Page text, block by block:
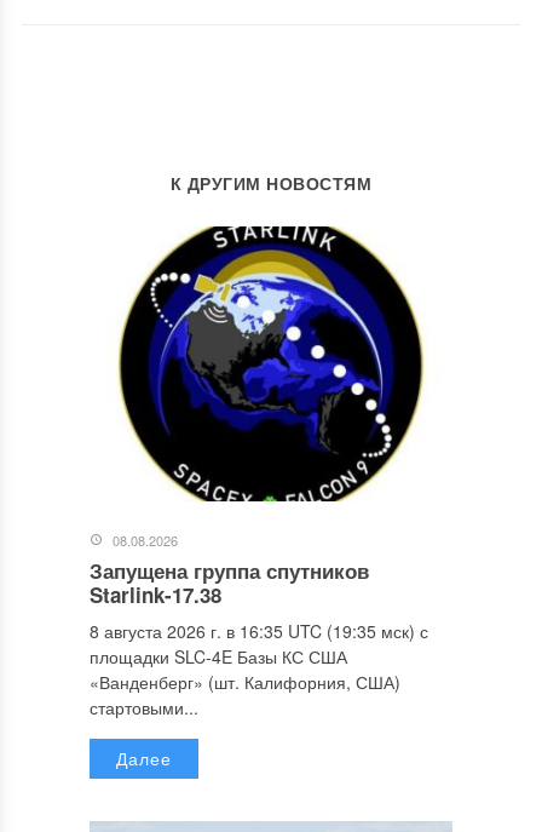
К ДРУГИМ НОВОСТЯМ
08.08.2026
Запущена группа спутников
Starlink-17.38
8 августа 2026 г. в 16:35 UTC (19:35 мск) с
площадки SLC-4E Базы КС США
«Ванденберг» (шт. Калифорния, США)
стартовыми...
Далее